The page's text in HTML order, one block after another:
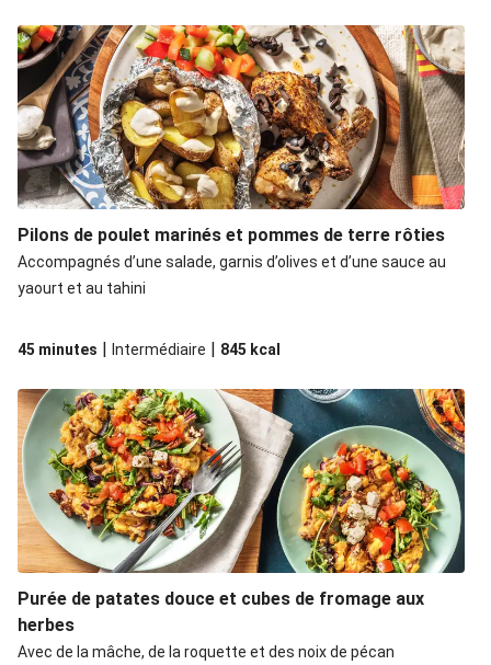
Pilons de poulet marinés et pommes de terre rôties
Accompagnés d’une salade, garnis d’olives et d’une sauce au
yaourt et au tahini
45 minutes | Intermédiaire | 845 kcal
Purée de patates douce et cubes de fromage aux
herbes
Avec de la mâche, de la roquette et des noix de pécan